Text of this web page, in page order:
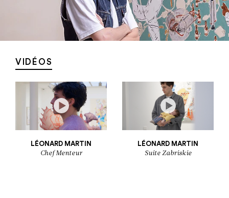
VIDÉOS
LÉONARD MARTIN
Chef Menteur
LÉONARD MARTIN
Suite Zabriskie